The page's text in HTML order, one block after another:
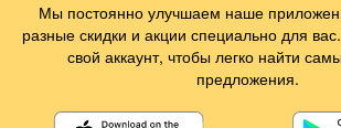
Мы постоянно улучшаем наше
разные скидки и акции специально для
свой аккаунт, чтобы легко найти
предложения.